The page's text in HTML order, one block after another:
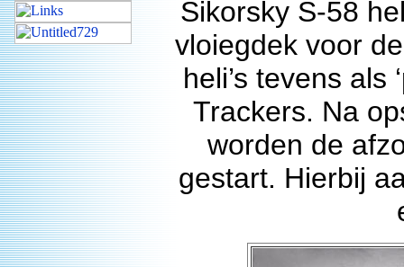
Sikorsky S-58
vloiegdek voor
heli’s tevens als
Trackers. Na
worden de
gestart. Hierbij